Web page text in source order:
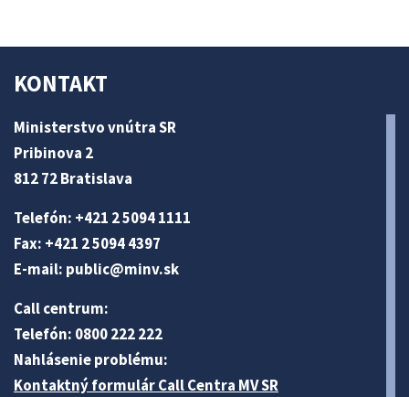
KONTAKT
Ministerstvo vnútra SR
Pribinova 2
812 72 Bratislava
Telefón: +421 2 5094 1111
Fax: +421 2 5094 4397
E-mail: public@minv.sk
Call centrum:
Telefón: 0800 222 222
Nahlásenie problému:
Kontaktný formulár Call Centra MV SR